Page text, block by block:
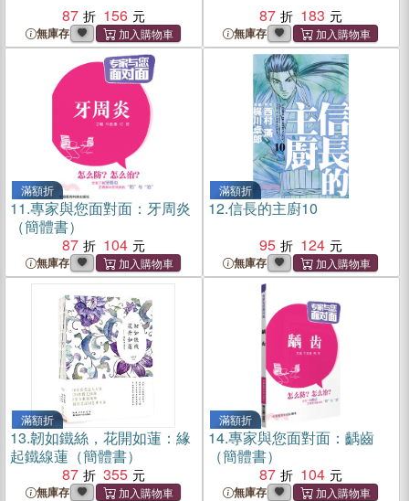
87
156
無庫存
87
183
無庫存
滿額折
11.專家與您面對面：牙周炎
（簡體書）
87
104
無庫存
滿額折
12.信長的主廚10
95
124
無庫存
滿額折
13.韌如鐵絲，花開如蓮：緣
起鐵線蓮（簡體書）
87
355
無庫存
滿額折
14.專家與您面對面：齲齒
（簡體書）
87
104
無庫存